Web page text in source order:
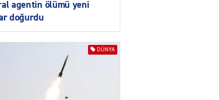
Sədərəkdən Culfaya icra
başçısı göndərildi
4385
Son illərdə Bakı ilə Bişkek
arasında əlaqələr sürətlə
agentin ölümü yeni
doğurdu
DÜNYA